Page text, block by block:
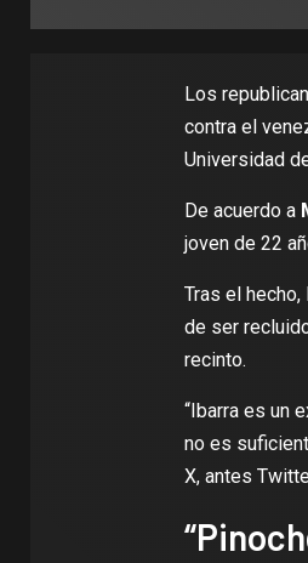
Los
contra el
Universidad
De acuerdo a
joven de 22
Tras el
de ser
recinto.
“Ibarra es un
no es
X, antes